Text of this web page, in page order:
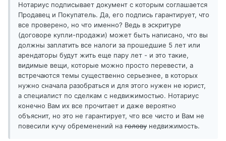
Нотариус подписывает документ с которым соглашается
Продавец и Покупатель. Да, его подпись гарантирует, что
все проверено, но что именно? Ведь в эскритуре
(договоре купли-продажи) может быть написано, что вы
должны заплатить все налоги за прошедшие 5 лет или
арендаторы будут жить еще пару лет - и это такие,
видимые вещи, которые можно просто перевести, а
встречаются темы существенно серьезнее, в которых
нужно сначала разобраться и для этого нужен не юрист,
а специалист по сделкам с недвижимостью. Нотариус
конечно Вам их все прочитает и даже вероятно
объяснит, но это не гарантирует, что все чисто и Вам не
повесили кучу обременений на голову недвижимость.